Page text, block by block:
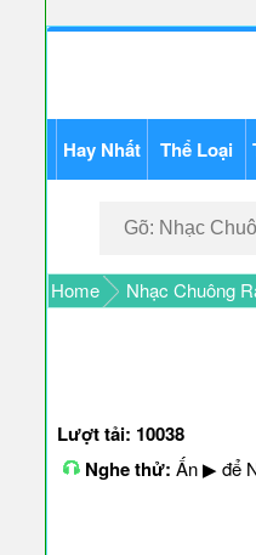
Hay Nhất Thể Loại
Home Nhạc Chuông
Lượt tải: 10038
Nghe thử: Ấn ▶ để